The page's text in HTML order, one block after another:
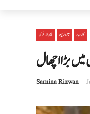
بین الا قوامی تازہ ترین کاروبار
بڑا اچھال
Samina Rizwan